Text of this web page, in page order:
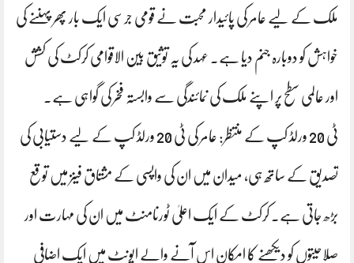
ملک کے لیے عامر کی پائیدار محبت نے قومی جرسی ایک بار پھر پہننے کی
خواہش کو دوبارہ جنم دیا ہے۔ عہد کی یہ توثیق بین الاقوامی کرکٹ کی کشش
اور عالمی سطح پر اپنے ملک کی نمائندگی سے وابستہ فخر کی گواہی ہے۔
ٹی 20 ورلڈ کپ کے منتظر: عامر کی ٹی 20 ورلڈ کپ کے لیے دستیابی کی
تصدیق کے ساتھ ہی، میدان میں ان کی واپسی کے مشتاق فینز میں توقع
بڑھ جاتی ہے۔ کرکٹ کے ایک اعلیٰ ٹورنامنٹ میں ان کی مہارت اور
صلاحیتوں کو دیکھنے کا امکان اس آنے والے ایونٹ میں ایک اضافی